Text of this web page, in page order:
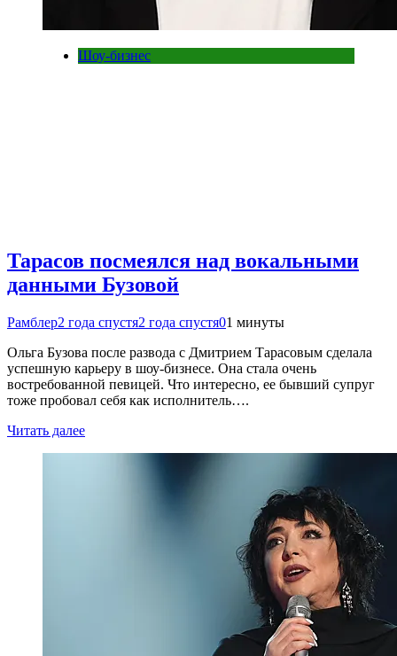
Шоу-бизнес
Тарасов посмеялся над вокальными
данными Бузовой
Рамблер2 года спустя2 года спустя01 минуты
Ольга Бузова после развода с Дмитрием Тарасовым сделала
успешную карьеру в шоу-бизнесе. Она стала очень
востребованной певицей. Что интересно, ее бывший супруг
тоже пробовал себя как исполнитель….
Читать далее